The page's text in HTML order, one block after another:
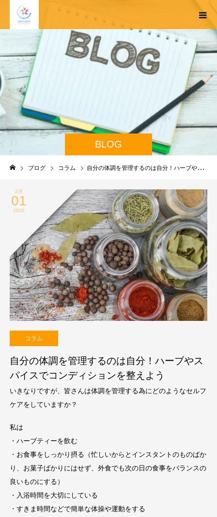
BLOG
ブログ コラム 自分の体調を管理するのは自分！ハーブやスパイスでコンディションを整えよう
2月
01
2025
コラム
自分の体調を管理するのは自分！ハーブやス
パイスでコンディションを整えよう
いきなりですが、皆さんは体調を管理する為にどのようなセルフ
ケアをしていますか？
私は
・ハーブティーを飲む
・お食事をしっかり摂る（忙しいからとインスタントのものばか
り、お菓子ばかりにはせず、外食でも次の日の食事をバランスの
良いものにする）
・入浴時間を大切にしている
・すきま時間などで簡単な体操や運動をする